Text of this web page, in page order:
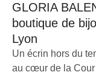
GLORIA
boutique de
Lyon
Un écrin hors du
au cœur de la Cour